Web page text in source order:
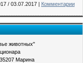
/ 03.07.2017| Комментарии
животных"
Марина